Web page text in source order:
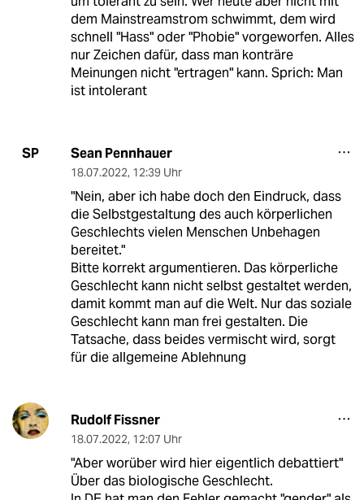
dem Mainstreamstrom schwimmt, dem wird
schnell "Hass" oder "Phobie" vorgeworfen. Alles
nur Zeichen dafür, dass man konträre
Meinungen nicht "ertragen" kann. Sprich: Man
ist intolerant
SP Sean Pennhauer
18.07.2022, 12:39 Uhr
"Nein, aber ich habe doch den Eindruck, dass
die Selbstgestaltung des auch körperlichen
Geschlechts vielen Menschen Unbehagen
bereitet."
Bitte korrekt argumentieren. Das körperliche
Geschlecht kann nicht selbst gestaltet werden,
damit kommt man auf die Welt. Nur das soziale
Geschlecht kann man frei gestalten. Die
Tatsache, dass beides vermischt wird, sorgt
für die allgemeine Ablehnung
Rudolf Fissner
18.07.2022, 12:07 Uhr
"Aber worüber wird hier eigentlich debattiert"
Über das biologische Geschlecht.